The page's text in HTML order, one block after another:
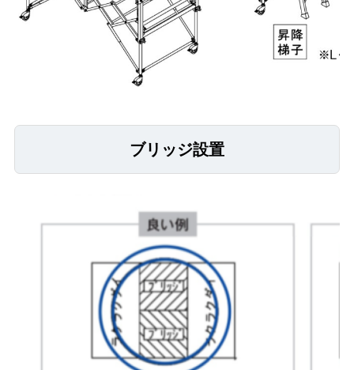
ブリッジ設置